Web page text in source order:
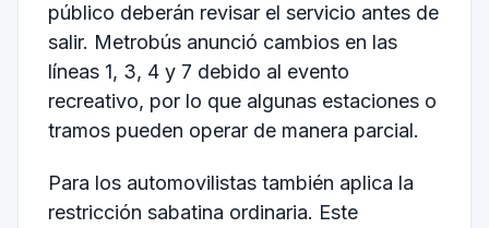
público deberán revisar el servicio antes de
salir. Metrobús anunció cambios en las
líneas 1, 3, 4 y 7 debido al evento
recreativo, por lo que algunas estaciones o
tramos pueden operar de manera parcial.
Para los automovilistas también aplica la
restricción sabatina ordinaria. Este